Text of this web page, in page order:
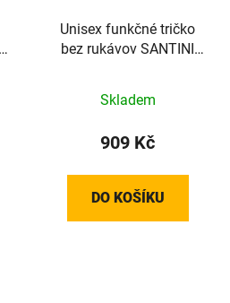
Unisex funkčné tričko
bez rukávov SANTINI
Skladem
909 Kč
DO KOŠÍKU